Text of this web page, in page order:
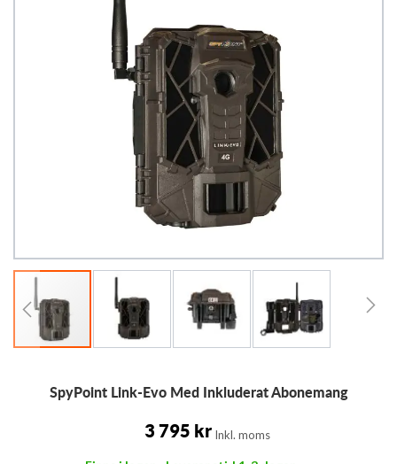
SpyPoint Link-Evo Med Inkluderat Abonemang
3 795 kr Inkl. moms